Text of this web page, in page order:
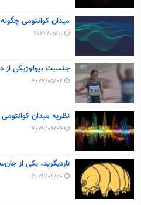
میدان کوانتومی
2022/05/11
جنسیت بیولوژیکی از
2022/05/02
نظریه میدان
2022/04/26
تاردیگرید، یکی از
2022/04/20